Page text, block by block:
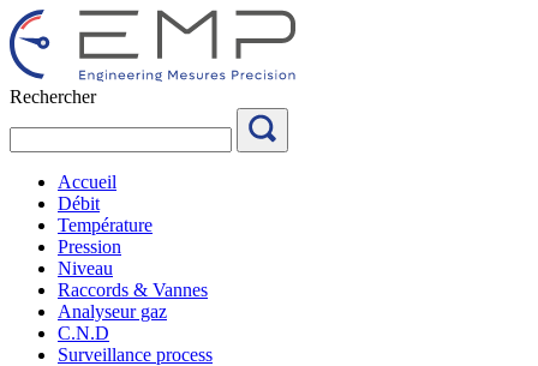
Aller
au
contenu
Rechercher
Accueil
Débit
Température
Pression
Niveau
Raccords & Vannes
Analyseur gaz
C.N.D
Surveillance process